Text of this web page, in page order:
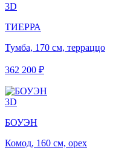
3D
ТИЕРРА
Тумба, 170 см, терраццо
362 200 ₽
3D
БОУЭН
Комод, 160 см, орех